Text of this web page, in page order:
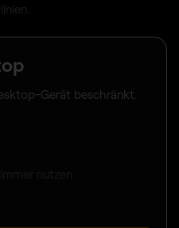
Gerät beschränkt.